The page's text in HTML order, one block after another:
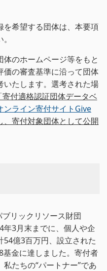
を希望する団体は、本要項
のホームページ等をもと
価の審査基準に沿って団体
いたします。選考された場
寄付適格認証団体データベ
ンライン寄付サイトGive
、寄付対象団体として公開
リックリソース財団
年3月末までに、個人や企
億3百万円、設立された
基金に達しました。寄付者
たちの“パートナー”であ